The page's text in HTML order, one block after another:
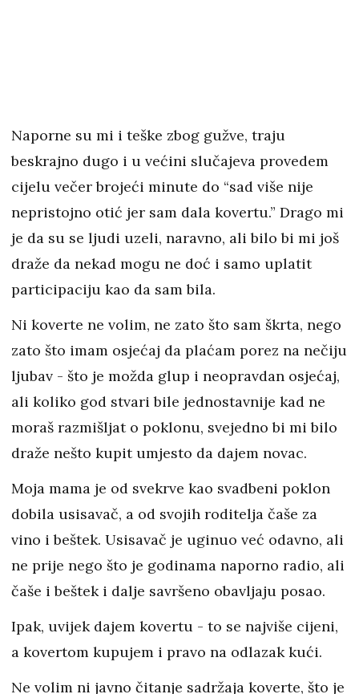
Naporne su mi i teške zbog gužve, traju
beskrajno dugo i u većini slučajeva provedem
cijelu večer brojeći minute do “sad više nije
nepristojno otić jer sam dala kovertu.” Drago mi
je da su se ljudi uzeli, naravno, ali bilo bi mi još
draže da nekad mogu ne doć i samo uplatit
participaciju kao da sam bila.
Ni koverte ne volim, ne zato što sam škrta, nego
zato što imam osjećaj da plaćam porez na nečiju
ljubav - što je možda glup i neopravdan osjećaj,
ali koliko god stvari bile jednostavnije kad ne
moraš razmišljat o poklonu, svejedno bi mi bilo
draže nešto kupit umjesto da dajem novac.
Moja mama je od svekrve kao svadbeni poklon
dobila usisavač, a od svojih roditelja čaše za
vino i beštek. Usisavač je uginuo već odavno, ali
ne prije nego što je godinama naporno radio, ali
čaše i beštek i dalje savršeno obavljaju posao.
Ipak, uvijek dajem kovertu - to se najviše cijeni,
a kovertom kupujem i pravo na odlazak kući.
Ne volim ni javno čitanje sadržaja koverte, što je